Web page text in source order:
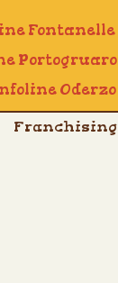
Fontanelle
Portogruaro
Oderzo
Franchising